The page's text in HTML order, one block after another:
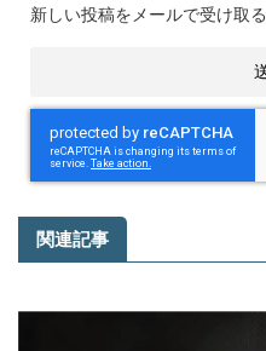
新しい投稿をメールで受け取る
関連記事